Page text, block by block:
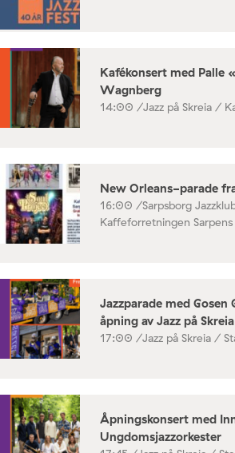
Kafékonsert med Palle
Wagnberg
14:00 /Jazz på Skreia /
New Orleans-parade
16:00 /Sarpsborg
Kaffeforretningen
Jazzparade med Gosen
åpning av Jazz på
17:00 /Jazz på Skreia /
Åpningskonsert med
Ungdomsjazzorkester